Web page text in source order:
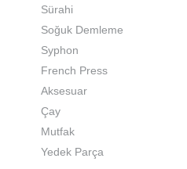
Sürahi
Soğuk Demleme
Syphon
French Press
Aksesuar
Çay
Mutfak
Yedek Parça